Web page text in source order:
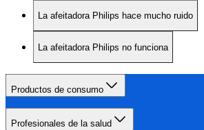
La afeitadora Philips hace mucho ruido
La afeitadora Philips no funciona
Productos de consumo
Profesionales de la salud